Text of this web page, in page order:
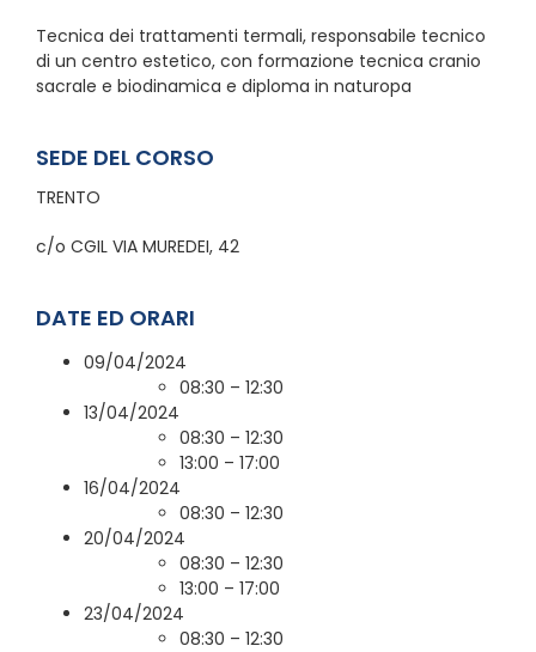
Tecnica dei trattamenti termali, responsabile tecnico
di un centro estetico, con formazione tecnica cranio
sacrale e biodinamica e diploma in naturopa
SEDE DEL CORSO
TRENTO
c/o CGIL VIA MUREDEI, 42
DATE ED ORARI
09/04/2024
08:30 – 12:30
13/04/2024
08:30 – 12:30
13:00 – 17:00
16/04/2024
08:30 – 12:30
20/04/2024
08:30 – 12:30
13:00 – 17:00
23/04/2024
08:30 – 12:30